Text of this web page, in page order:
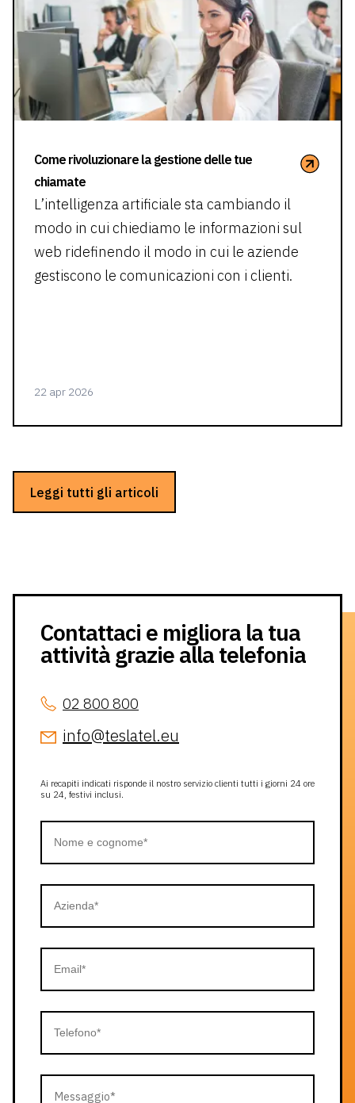
Come rivoluzionare la gestione delle tue
chiamate
L’intelligenza artificiale sta cambiando il
modo in cui chiediamo le informazioni sul
web ridefinendo il modo in cui le aziende
gestiscono le comunicazioni con i clienti.
22 apr 2026
Leggi tutti gli articoli
Contattaci e migliora la tua
attività grazie alla telefonia
02 800 800
info@teslatel.eu
Ai recapiti indicati risponde il nostro servizio clienti tutti i giorni 24 ore
su 24, festivi inclusi.